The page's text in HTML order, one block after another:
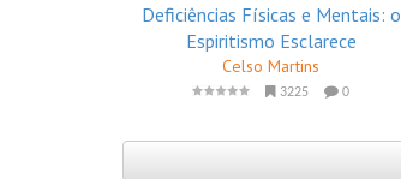
Deficiências Físicas e Mentais: o
Espiritismo Esclarece
Celso Martins
3225 0